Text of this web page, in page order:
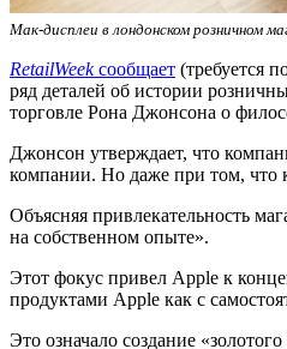
Мак-дисплеи в лондонском розничном
RetailWeekсообщает (требуется
ряд деталей об истории
торговле Рона Джонсона о
Джонсон утверждает, что
компании. Но даже при том, что
Объясняя привлекательность
на собственном опыте».
Этот фокус привел Apple к
продуктами Apple как с
Это означало создание